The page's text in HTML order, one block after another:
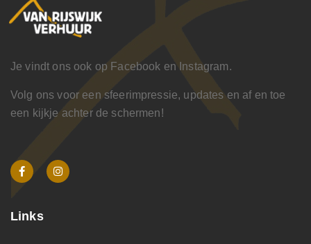
Je vindt ons ook op Facebook en Instagram.
Volg ons voor een sfeerimpressie, updates en af en toe
een kijkje achter de schermen!
Links